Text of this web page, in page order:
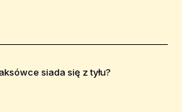
siada się z tyłu?